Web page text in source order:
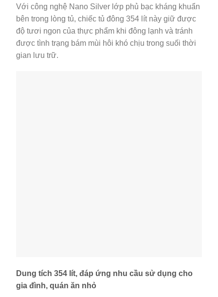
Với công nghệ Nano Silver lớp phủ bạc kháng khuẩn
bên trong lòng tủ, chiếc tủ đông 354 lít này giữ được
độ tươi ngon của thực phẩm khi đông lạnh và tránh
được tình trạng bám mùi hôi khó chịu trong suối thời
gian lưu trữ.
Dung tích 354 lít, đáp ứng nhu cầu sử dụng cho
gia đình, quán ăn nhỏ